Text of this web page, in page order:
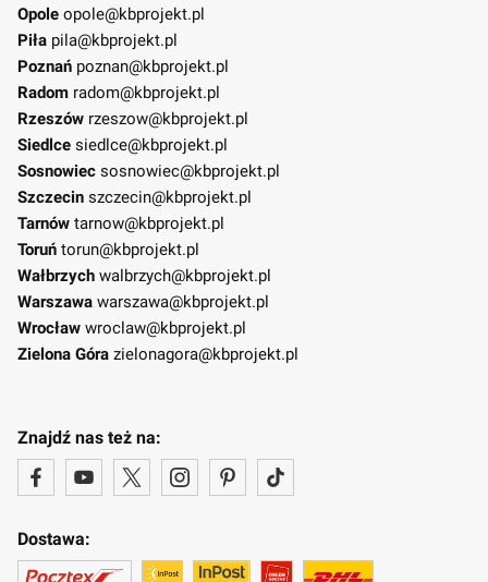
Opole opole@kbprojekt.pl
Piła pila@kbprojekt.pl
Poznań poznan@kbprojekt.pl
Radom radom@kbprojekt.pl
Rzeszów rzeszow@kbprojekt.pl
Siedlce siedlce@kbprojekt.pl
Sosnowiec sosnowiec@kbprojekt.pl
Szczecin szczecin@kbprojekt.pl
Tarnów tarnow@kbprojekt.pl
Toruń torun@kbprojekt.pl
Wałbrzych walbrzych@kbprojekt.pl
Warszawa warszawa@kbprojekt.pl
Wrocław wroclaw@kbprojekt.pl
Zielona Góra zielonagora@kbprojekt.pl
Znajdź nas też na:
Dostawa: